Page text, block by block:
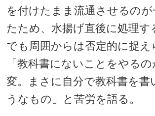
を付けたまま流通させるのが
たため、水揚げ直後に処理す
でも周囲からは否定的に捉え
「教科書にないことをやる
変。まさに自分で教科書を書
うなもの」と苦労を語る。